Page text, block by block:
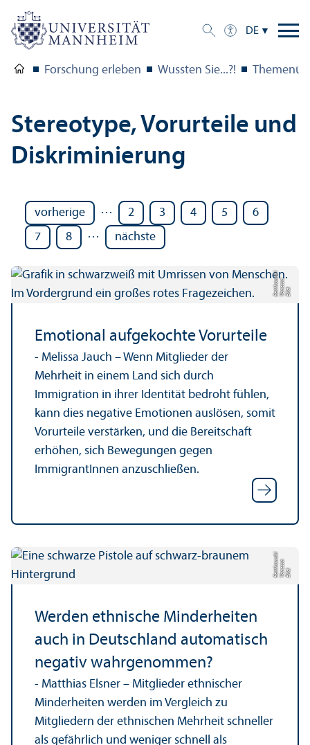
DE
Forschung erleben Wussten Sie...?!
Stereotype, Vorurteile und
Diskriminierung
vorherige … 2 3 4 5
6
7
8 … nächste
Bil
d:
V
a
n
e
s
s
aR
e
t
t
k
o
ws
ki
Emotional aufgekochte Vorurteile
- Melissa Jauch – Wenn Mitglieder der
Mehrheit in einem Land sich durch
Immigration in ihrer Identität bedroht fühlen,
kann dies negative Emotionen auslösen, somit
Vorurteile verstärken, und die Bereitschaft
erhöhen, sich Bewegungen gegen
ImmigrantI­nnen anzuschließen.
Bil
d:
V
a
n
e
s
s
aR
e
t
t
k
o
ws
ki
Werden ethnische Minderheiten
auch in Deutschland automatisch
negativ wahrgenommen?
- Matthias Elsner – Mitglieder ethnischer
Minderheiten werden im Vergleich zu
Mitgliedern der ethnischen Mehrheit schneller
als gefährlich und weniger schnell als